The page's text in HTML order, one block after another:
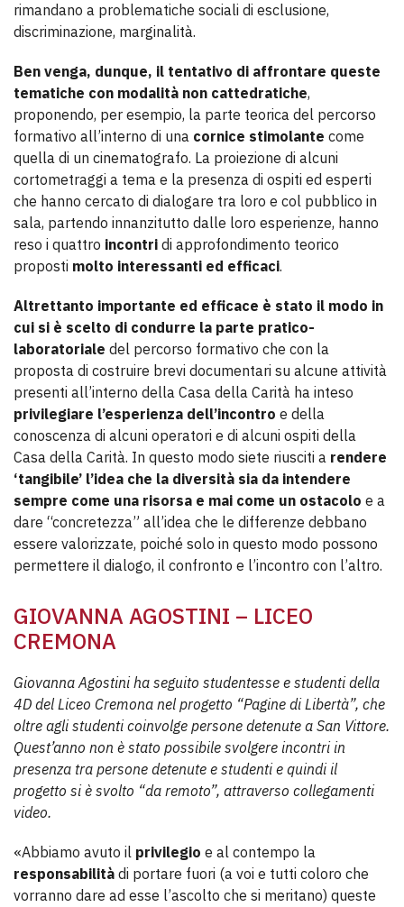
rimandano a problematiche sociali di esclusione,
discriminazione, marginalità.
Ben venga, dunque, il tentativo di affrontare queste
tematiche con modalità non cattedratiche,
proponendo, per esempio, la parte teorica del percorso
formativo all’interno di una cornice stimolante come
quella di un cinematografo. La proiezione di alcuni
cortometraggi a tema e la presenza di ospiti ed esperti
che hanno cercato di dialogare tra loro e col pubblico in
sala, partendo innanzitutto dalle loro esperienze, hanno
reso i quattro incontri di approfondimento teorico
proposti molto interessanti ed efficaci.
Altrettanto importante ed efficace è stato il modo in
cui si è scelto di condurre la parte pratico-
laboratoriale del percorso formativo che con la
proposta di costruire brevi documentari su alcune attività
presenti all’interno della Casa della Carità ha inteso
privilegiare l’esperienza dell’incontro e della
conoscenza di alcuni operatori e di alcuni ospiti della
Casa della Carità. In questo modo siete riusciti a rendere
‘tangibile’ l’idea che la diversità sia da intendere
sempre come una risorsa e mai come un ostacolo e a
dare “concretezza” all’idea che le differenze debbano
essere valorizzate, poiché solo in questo modo possono
permettere il dialogo, il confronto e l’incontro con l’altro.
GIOVANNA AGOSTINI – LICEO
CREMONA
Giovanna Agostini ha seguito studentesse e studenti della
4D del Liceo Cremona nel progetto “Pagine di Libertà”, che
oltre agli studenti coinvolge persone detenute a San Vittore.
Quest’anno non è stato possibile svolgere incontri in
presenza tra persone detenute e studenti e quindi il
progetto si è svolto “da remoto”, attraverso collegamenti
video.
«Abbiamo avuto il privilegio e al contempo la
responsabilità di portare fuori (a voi e tutti coloro che
vorranno dare ad esse l’ascolto che si meritano) queste